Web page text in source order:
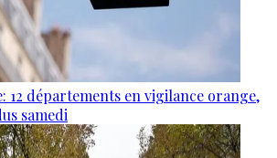
12 départements en vigilance orange,
samedi